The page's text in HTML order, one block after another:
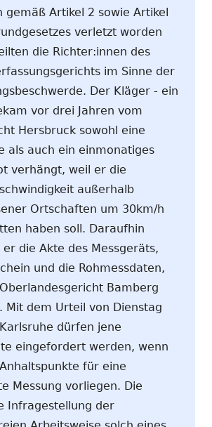
gemäß Artikel 2 sowie Artikel
verletzt worden
die Richter:innen des
im Sinne der
Der Kläger - ein
vor drei Jahren vom
Hersbruck sowohl eine
als auch ein einmonatiges
verhängt, weil er die
außerhalb
Ortschaften um 30km/h
haben soll. Daraufhin
die Akte des Messgeräts,
und die Rohmessdaten,
Bamberg
Mit dem Urteil von Dienstag
dürfen jene
eingefordert werden, wenn
für eine
Messung vorliegen. Die
Infragestellung der